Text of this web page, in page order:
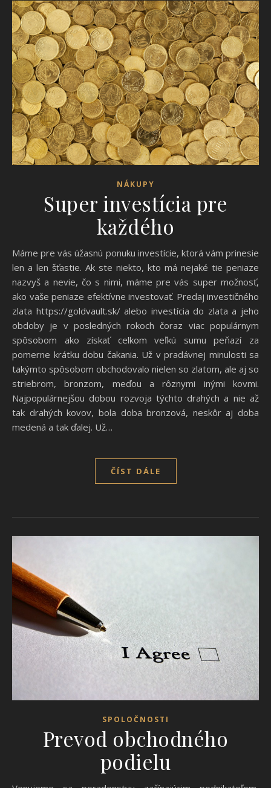
NÁKUPY
Super investícia pre
každého
Máme pre vás úžasnú ponuku investície, ktorá vám prinesie
len a len šťastie. Ak ste niekto, kto má nejaké tie peniaze
nazvyš a nevie, čo s nimi, máme pre vás super možnosť,
ako vaše peniaze efektívne investovať. Predaj investičného
zlata https://goldvault.sk/ alebo investícia do zlata a jeho
obdoby je v posledných rokoch čoraz viac populárnym
spôsobom ako získať celkom veľkú sumu peňazí za
pomerne krátku dobu čakania. Už v pradávnej minulosti sa
takýmto spôsobom obchodovalo nielen so zlatom, ale aj so
striebrom, bronzom, meďou a rôznymi inými kovmi.
Najpopulárnejšou dobou rozvoja týchto drahých a nie až
tak drahých kovov, bola doba bronzová, neskôr aj doba
medená a tak ďalej. Už…
ČÍST DÁLE
SPOLOČNOSTI
Prevod obchodného
podielu